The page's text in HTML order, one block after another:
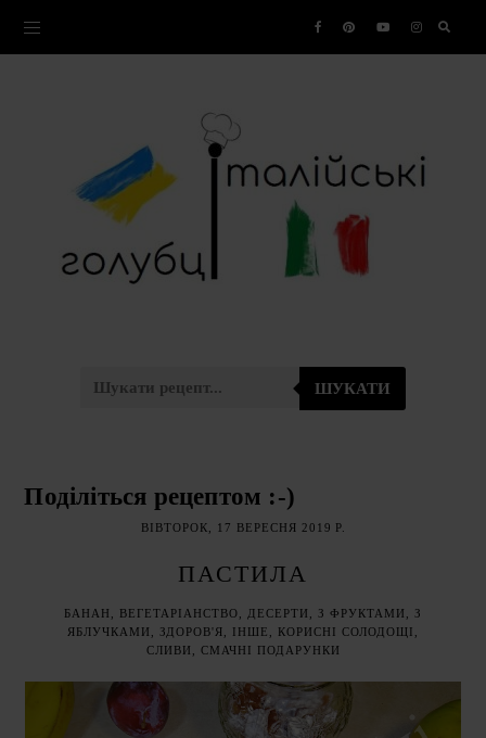
ШУКАТИ
Поділіться рецептом :-)
ВІВТОРОК, 17 ВЕРЕСНЯ 2019 Р.
ПАСТИЛА
БАНАН ВЕГЕТАРІАНСТВО ДЕСЕРТИ З ФРУКТАМИ
З
ЯБЛУЧКАМИ
ЗДОРОВ'Я ІНШЕ КОРИСНІ СОЛОДОЩІ
СЛИВИ
СМАЧНІ ПОДАРУНКИ